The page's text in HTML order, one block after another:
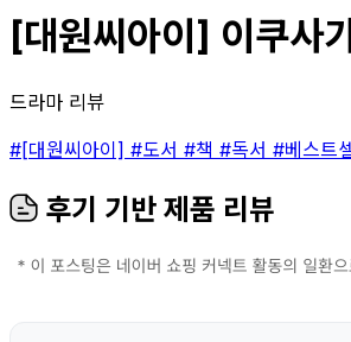
[대원씨아이] 이쿠사
드라마 리뷰
#[대원씨아이] #도서 #책 #독서 #베스트
후기 기반 제품 리뷰